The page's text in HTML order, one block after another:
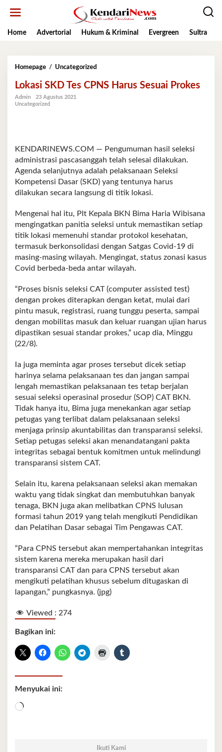
Home
Advertorial Hukum & Kriminal Evergreen Sultra
Homepage / Uncategorized
Tes
Lokasi SKD Tes CPNS Harus Sesuai Prokes
Admin
23 Agustus 2021
Uncategorized
KENDARINEWS.COM — Pengumuman hasil seleksi
administrasi pascasanggah telah selesai dilakukan.
Agenda selanjutnya adalah pelaksanaan Seleksi
Kompetensi Dasar (SKD) yang tentunya harus
dilakukan secara langsung di titik lokasi.
Mengenai hal itu, Plt Kepala BKN Bima Haria Wibisana
mengingatkan panitia seleksi untuk memastikan setiap
titik lokasi memenuhi standar protokol kesehatan,
termasuk berkonsolidasi dengan Satgas Covid-19 di
masing-masing wilayah. Mengingat, status zonasi kasus
Covid berbeda-beda antar wilayah.
“Proses bisnis seleksi CAT (computer assisted test)
dengan prokes diterapkan dengan ketat, mulai dari
pintu masuk, registrasi, ruang tunggu peserta, sampai
dengan mobilitas masuk dan keluar ruangan ujian harus
dipastikan sesuai standar prokes,” ucap dia, Minggu
(22/8).
Ia juga meminta agar proses tersebut dicek setiap
harinya selama pelaksanaan tes dan jangan sampai
lengah memastikan pelaksanaan tes tetap berjalan
sesuai seleksi operasinal prosedur (SOP) CAT BKN.
Tidak hanya itu, Bima juga menekankan agar setiap
petugas yang terlibat dalam pelaksanaan seleksi
menjaga prinsip akuntabilitas dan transparansi seleksi.
Setiap petugas seleksi akan menandatangani pakta
integritas sebagai bentuk komitmen untuk melindungi
transparansi sistem CAT.
Selain itu, karena pelaksanaan seleksi akan memakan
waktu yang tidak singkat dan membutuhkan banyak
tenaga, BKN juga akan melibatkan CPNS lulusan
formasi tahun 2019 yang telah mengikuti Pendidikan
dan Pelatihan Dasar sebagai Tim Pengawas CAT.
“Para CPNS tersebut akan mempertahankan integritas
sistem karena mereka merupakan hasil dari
transparansi CAT dan para CPNS tersebut akan
mengikuti pelatihan khusus sebelum ditugaskan di
lapangan,” pungkasnya. (jpg)
Viewed : 274
Bagikan ini:
Menyukai ini:
Memuat...
Ikuti Kami